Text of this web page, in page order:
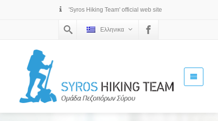
'Syros Hiking Team' official web site
Ελληνικα